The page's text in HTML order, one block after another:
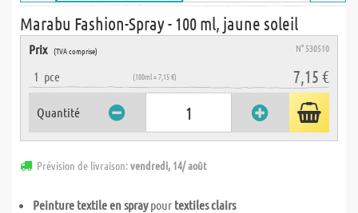
Marabu Fashion-Spray - 100 ml, jaune soleil
Prix (TVA comprise) N° 530510
1 pce (100ml = 7,15 €) 7,15 €
Quantité
Prévision de livraison:vendredi, 14/ août
Peinture textile en spraypour textiles clairs